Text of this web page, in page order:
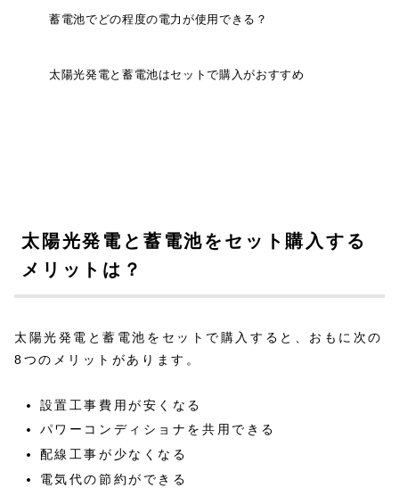
蓄電池でどの程度の電力が使用できる？
太陽光発電と蓄電池はセットで購入がおすすめ
太陽光発電と蓄電池をセット購入する
メリットは？
太陽光発電と蓄電池をセットで購入すると、おもに次の
8つのメリットがあります。
設置工事費用が安くなる
パワーコンディショナを共用できる
配線工事が少なくなる
電気代の節約ができる